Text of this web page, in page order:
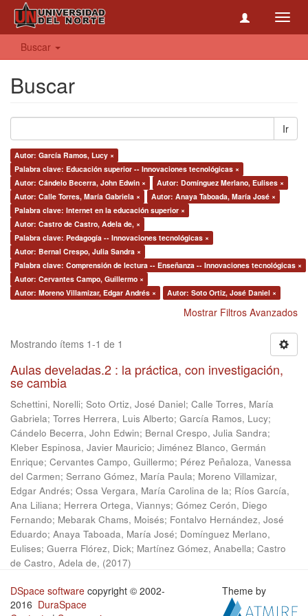
Buscar
Buscar
Ir
Autor: García Ramos, Lucy ×
Palabra clave: Educación superior -- Innovaciones tecnológicas ×
Autor: Cándelo Becerra, John Edwin ×
Autor: Domínguez Merlano, Eulises ×
Autor: Calle Torres, María Gabriela ×
Autor: Anaya Taboada, María José ×
Palabra clave: Internet en la educación superior ×
Autor: Castro de Castro, Adela de, ×
Palabra clave: Pedagogía -- Innovaciones tecnológicas ×
Autor: Bernal Crespo, Julia Sandra ×
Palabra clave: Comprensión de lectura -- Enseñanza -- Innovaciones tecnológicas ×
Autor: Cervantes Campo, Guillermo ×
Autor: Moreno Villamizar, Edgar Andrés ×
Autor: Soto Ortiz, José Daniel ×
Mostrar Filtros Avanzados
Mostrando ítems 1-1 de 1
Aulas develadas.2 : la práctica, con investigación,
se cambia
Schettini, Norelli; Soto Ortiz, José Daniel; Calle Torres, María
Gabriela; Torres Herrera, Luis Alberto; García Ramos, Lucy;
Cándelo Becerra, John Edwin; Bernal Crespo, Julia Sandra;
Kleber Espinosa, Javier Mauricio; Jiménez Blanco, Germán
Enrique; Cervantes Campo, Guillermo; Pérez Peñaloza, Vanessa
del Carmen; Serrano Gómez, María Paula; Moreno Villamizar,
Edgar Andrés; Ossa Vergara, María Carolina de la; Ríos García,
Ana Liliana; Herrera Ortega, Viannys; Gómez Cerón, Diego
Fernando; Mebarak Chams, Moisés; Fontalvo Hernández, José
Eduardo; Anaya Taboada, María José; Domínguez Merlano,
Eulises; Guerra Flórez, Dick; Martínez Gómez, Anabella; Castro
de Castro, Adela de, (2017)
DSpace software copyright © 2002-
2016 DuraSpace
Theme by